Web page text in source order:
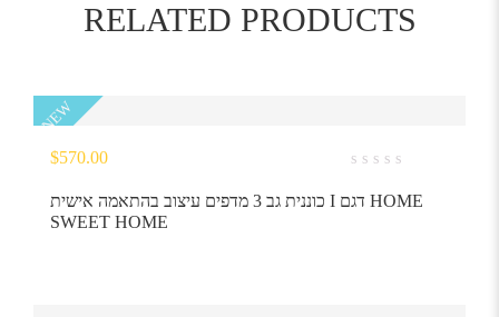
RELATED PRODUCTS
NEW
out
$570.00
כוננית גב 3 מדפים עיצוב בהתאמה אישית I דגם HOME
SWEET HOME